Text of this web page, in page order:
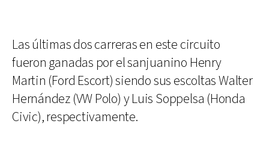
Las últimas dos carreras en este circuito
fueron ganadas por el sanjuanino Henry
Martin (Ford Escort) siendo sus escoltas Walter
Hernández (VW Polo) y Luis Soppelsa (Honda
Civic), respectivamente.